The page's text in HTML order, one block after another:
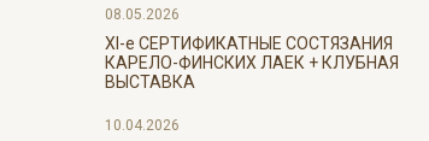
08.05.2026
ХI-е СЕРТИФИКАТНЫЕ СОСТЯЗАНИЯ
КАРЕЛО-ФИНСКИХ ЛАЕК + КЛУБНАЯ
ВЫСТАВКА
10.04.2026